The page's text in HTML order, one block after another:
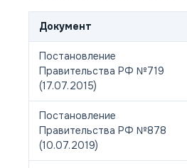
Документ
Постановление
Правительства РФ №719
(17.07.2015)
Постановление
Правительства РФ №878
(10.07.2019)